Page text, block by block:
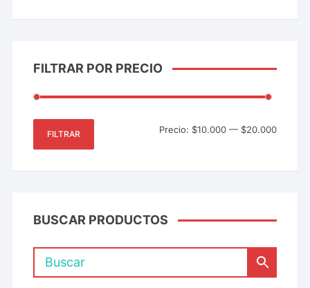
FILTRAR POR PRECIO
FILTRAR Precio: $10.000— $20.000
BUSCAR PRODUCTOS